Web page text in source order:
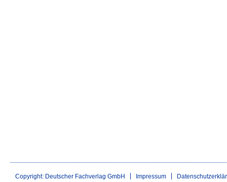
Copyright: Deutscher Fachverlag GmbH Impressum